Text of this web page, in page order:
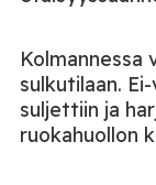
Kolmannessa
sulkutilaan.
suljettiin ja
ruokahuollon